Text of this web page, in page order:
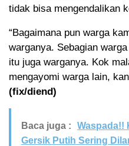
tidak bisa mengendalikan
“Bagaimana pun warga
warganya. Sebagian
itu juga warganya. Kok
mengayomi warga lain,
(fix/diend)
Baca juga :
Waspada!!
Gersik Putih Sering